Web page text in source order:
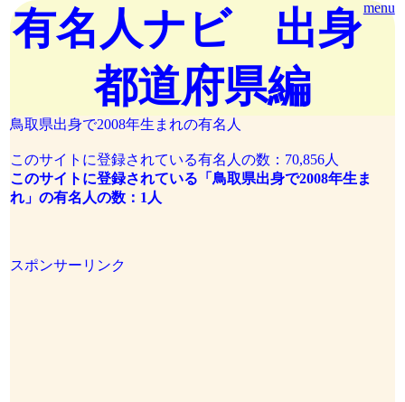
menu
有名人ナビ 出身
都道府県編
鳥取県出身で2008年生まれの有名人
このサイトに登録されている有名人の数：70,856人
このサイトに登録されている「鳥取県出身で2008年生ま
れ」の有名人の数：1人
スポンサーリンク